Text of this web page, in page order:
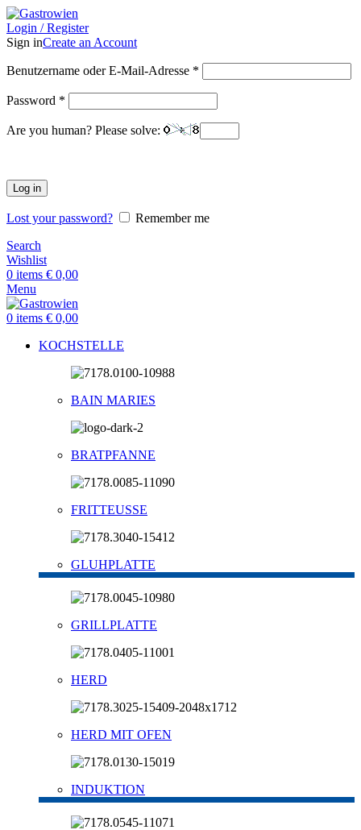
Login / Register
Sign inCreate an Account
Benutzername oder E-Mail-Adresse *
Password *
Are you human? Please solve:
Log in
Lost your password?
Remember me
Search
Wishlist
0 items € 0,00
Menu
0 items € 0,00
KOCHSTELLE
BAIN MARIES
BRATPFANNE
FRITTEUSSE
GLUHPLATTE
GRILLPLATTE
HERD
HERD MIT OFEN
INDUKTION